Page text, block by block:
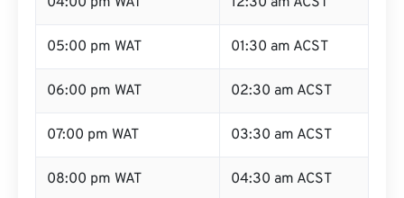
05:00 pm WAT 01:30 am ACST
06:00 pm WAT 02:30 am ACST
07:00 pm WAT 03:30 am ACST
08:00 pm WAT 04:30 am ACST